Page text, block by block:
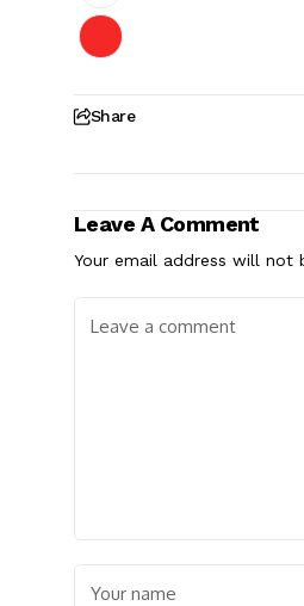
Share
Leave A Comment
Your email address will not